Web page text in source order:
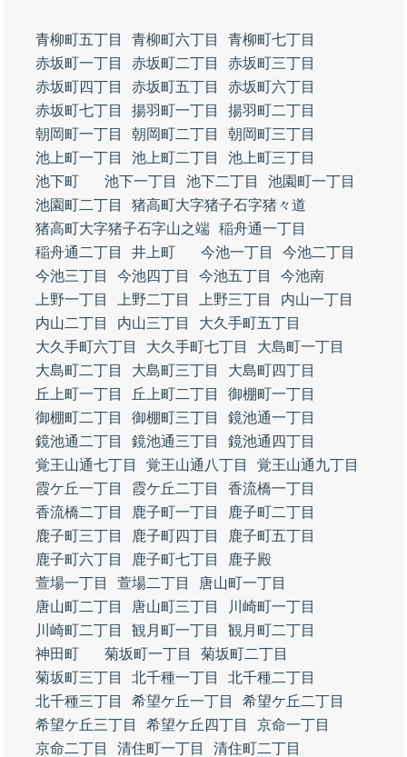
青柳町五丁目 青柳町六丁目
青柳町七丁目
赤坂町一丁目
赤坂町二丁目
赤坂町三丁目
赤坂町四丁目
赤坂町五丁目
赤坂町六丁目
赤坂町七丁目
揚羽町一丁目
揚羽町二丁目
朝岡町一丁目
朝岡町二丁目
朝岡町三丁目
池上町一丁目
池上町二丁目
池上町三丁目
池下町
池下一丁目 池下二丁目
池園町一丁目
池園町二丁目
猪高町大字猪子石字猪々道
猪高町大字猪子石字山之端 稲舟通一丁目
稲舟通二丁目
井上町 今池一丁目
今池二丁目
今池三丁目
今池四丁目 今池五丁目
今池南
上野一丁目
上野二丁目 上野三丁目
内山一丁目
内山二丁目
内山三丁目
大久手町五丁目
大久手町六丁目
大久手町七丁目
大島町一丁目
大島町二丁目
大島町三丁目
大島町四丁目
丘上町一丁目
丘上町二丁目
御棚町一丁目
御棚町二丁目
御棚町三丁目
鏡池通一丁目
鏡池通二丁目
鏡池通三丁目
鏡池通四丁目
覚王山通七丁目
覚王山通八丁目
覚王山通九丁目
霞ケ丘一丁目
霞ケ丘二丁目
香流橋一丁目
香流橋二丁目
鹿子町一丁目
鹿子町二丁目
鹿子町三丁目
鹿子町四丁目
鹿子町五丁目
鹿子町六丁目
鹿子町七丁目
鹿子殿
萱場一丁目
萱場二丁目
唐山町一丁目
唐山町二丁目
唐山町三丁目
川崎町一丁目
川崎町二丁目
観月町一丁目
観月町二丁目
神田町
菊坂町一丁目
菊坂町二丁目
菊坂町三丁目
北千種一丁目
北千種二丁目
北千種三丁目
希望ケ丘一丁目
希望ケ丘二丁目
希望ケ丘三丁目
希望ケ丘四丁目
京命一丁目
京命二丁目
清住町一丁目
清住町二丁目